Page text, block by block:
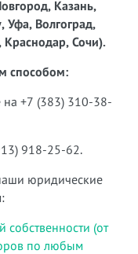
Казань,
Уфа, Волгоград,
Краснодар, Сочи).
способом:
на +7 (383) 310-38-
918-25-62.
юридические
собственности (от
по любым